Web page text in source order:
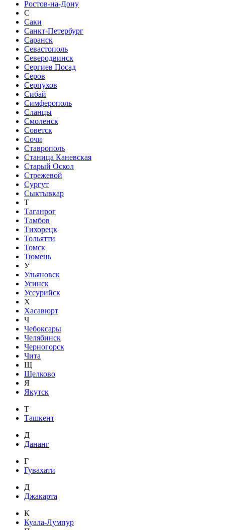
Ростов-на-Дону
С
Саки
Санкт-Петербург
Саранск
Севастополь
Северодвинск
Сергиев Посад
Серов
Серпухов
Сибай
Симферополь
Сланцы
Смоленск
Советск
Сочи
Ставрополь
Станица Каневская
Старый Оскол
Стрежевой
Сургут
Сыктывкар
Т
Таганрог
Тамбов
Тихорецк
Тольятти
Томск
Тюмень
У
Ульяновск
Усинск
Уссурийск
Х
Хасавюрт
Ч
Чебоксары
Челябинск
Черногорск
Чита
Щ
Щелково
Я
Якутск
Т
Ташкент
Д
Дананг
Г
Гувахати
Д
Джакарта
К
Куала-Лумпур